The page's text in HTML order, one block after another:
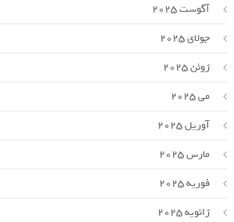
آگوست 2025
جولای 2025
ژوئن 2025
می 2025
آوریل 2025
مارس 2025
فوریه 2025
ژانویه 2025